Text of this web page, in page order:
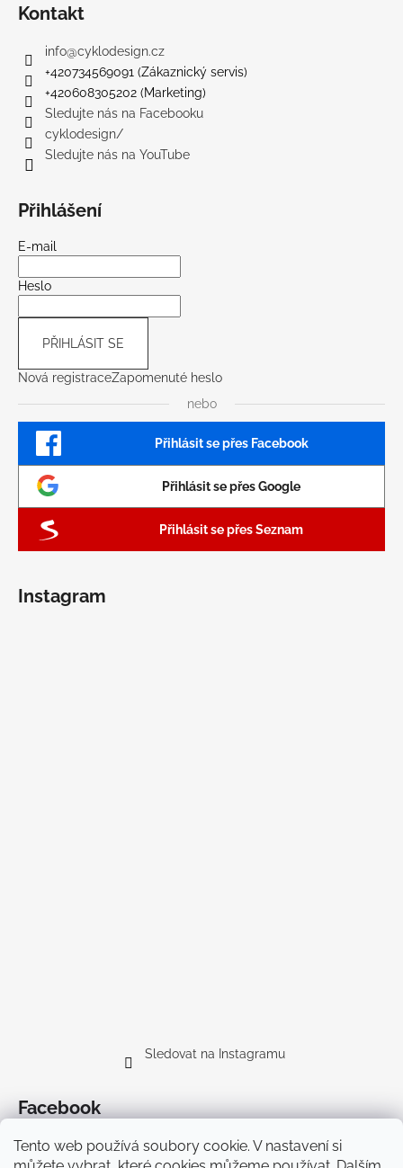
Tento web používá soubory cookie. V nastavení si
Kontakt
info@cyklodesign.cz
+420734569091 (Zákaznický servis)
+420608305202 (Marketing)
Sledujte nás na Facebooku
cyklodesign/
Sledujte nás na YouTube
Přihlášení
E-mail
Heslo
PŘIHLÁSIT SE
Nová registraceZapomenuté heslo
nebo
Přihlásit se přes Facebook
Přihlásit se přes Google
Přihlásit se přes Seznam
Instagram
Sledovat na Instagramu
Facebook